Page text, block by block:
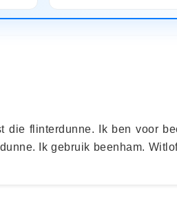
die flinterdunne. Ik ben voor
Ik gebruik beenham.